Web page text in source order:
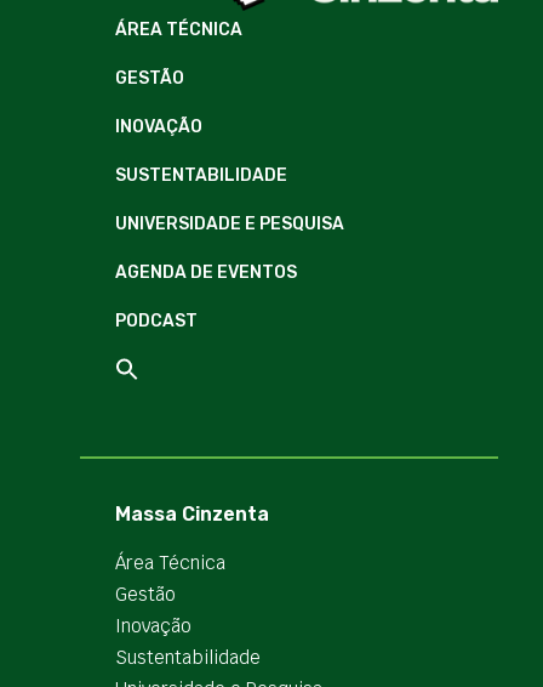
ÁREA TÉCNICA
GESTÃO
INOVAÇÃO
SUSTENTABILIDADE
UNIVERSIDADE E PESQUISA
AGENDA DE EVENTOS
PODCAST
Massa Cinzenta
Área Técnica
Gestão
Inovação
Sustentabilidade